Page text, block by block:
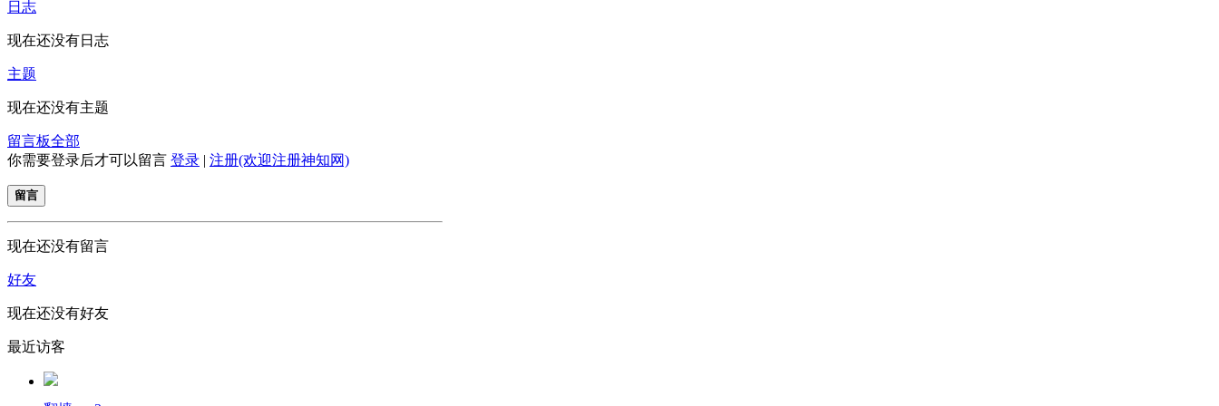
日志
现在还没有日志
主题
现在还没有主题
留言板全部
你需要登录后才可以留言 登录 | 注册(欢迎注册神知网)
留言
现在还没有留言
好友
现在还没有好友
最近访客